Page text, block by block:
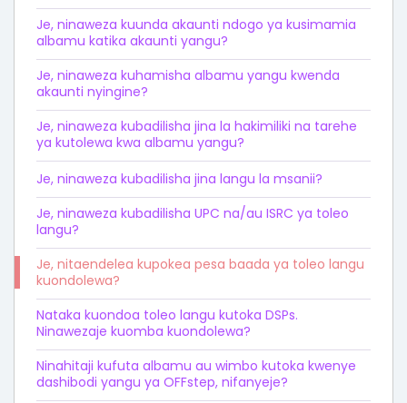
Je, ninaweza kuunda akaunti ndogo ya kusimamia
albamu katika akaunti yangu?
Je, ninaweza kuhamisha albamu yangu kwenda
akaunti nyingine?
Je, ninaweza kubadilisha jina la hakimiliki na tarehe
ya kutolewa kwa albamu yangu?
Je, ninaweza kubadilisha jina langu la msanii?
Je, ninaweza kubadilisha UPC na/au ISRC ya toleo
langu?
Je, nitaendelea kupokea pesa baada ya toleo langu
kuondolewa?
Nataka kuondoa toleo langu kutoka DSPs.
Ninawezaje kuomba kuondolewa?
Ninahitaji kufuta albamu au wimbo kutoka kwenye
dashibodi yangu ya OFFstep, nifanyeje?